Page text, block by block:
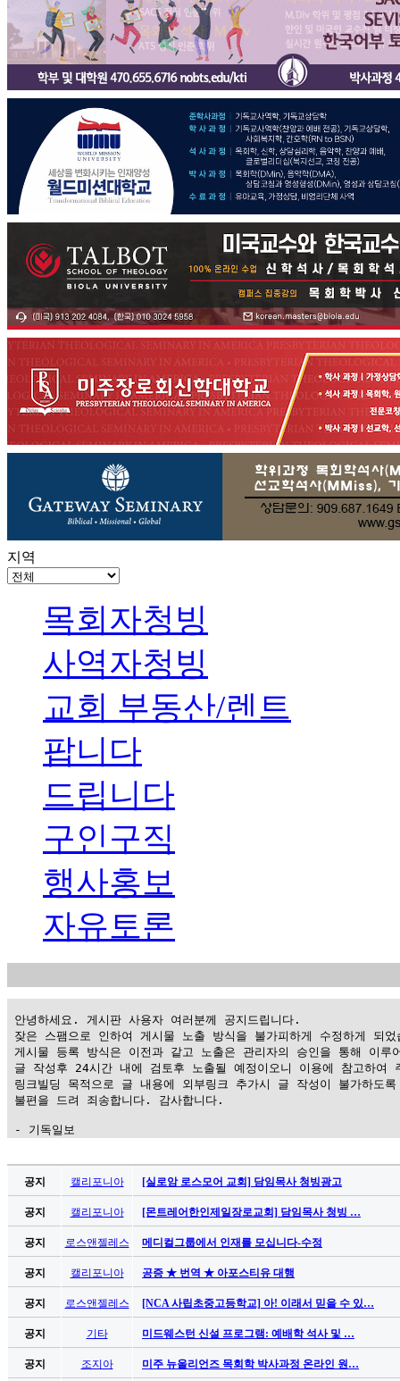
지역
목회자청빙
사역자청빙
교회 부동산/렌트
팝니다
드립니다
구인구직
행사홍보
자유토론
안녕하세요. 게시판 사용자 여러분께 공지드립니다.
잦은 스팸으로 인하여 게시물 노출 방식을 불가피하게 수정하게 되었
게시물 등록 방식은 이전과 같고 노출은 관리자의 승인을 통해 이루
글 작성후 24시간 내에 검토후 노출될 예정이오니 이용에 참고하여
링크빌딩 목적으로 글 내용에 외부링크 추가시 글 작성이 불가하도
불편을 드려 죄송합니다. 감사합니다.
- 기독일보
만
꼴
밍
공지 캘리포니아 [실로암 로스모어 교회] 담임목사 청빙광고
공지 캘리포니아 [몬트레어한인제일장로교회] 담임목사 청빙 …
공지 로스앤젤레스 메디컬그룹에서 인재를 모십니다-수정
공지 캘리포니아 공증 ★ 번역 ★ 아포스티유 대행
공지 로스앤젤레스 [NCA 사립초중고등학교] 아! 이래서 믿을 수 있…
공지 기타 미드웨스턴 신설 프로그램: 예배학 석사 및 …
공지 조지아 미주 뉴올리언즈 목회학 박사과정 온라인 원…